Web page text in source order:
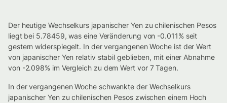
Der heutige Wechselkurs japanischer Yen zu chilenischen Pesos
liegt bei 5.78459, was eine Veränderung von -0.011% seit
gestern widerspiegelt. In der vergangenen Woche ist der Wert
von japanischer Yen relativ stabil geblieben, mit einer Abnahme
von -2.098% im Vergleich zu dem Wert vor 7 Tagen.
In der vergangenen Woche schwankte der Wechselkurs
japanischer Yen zu chilenischen Pesos zwischen einem Hoch